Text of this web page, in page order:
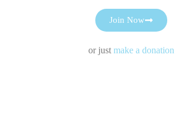
Join Now
or just make a donation